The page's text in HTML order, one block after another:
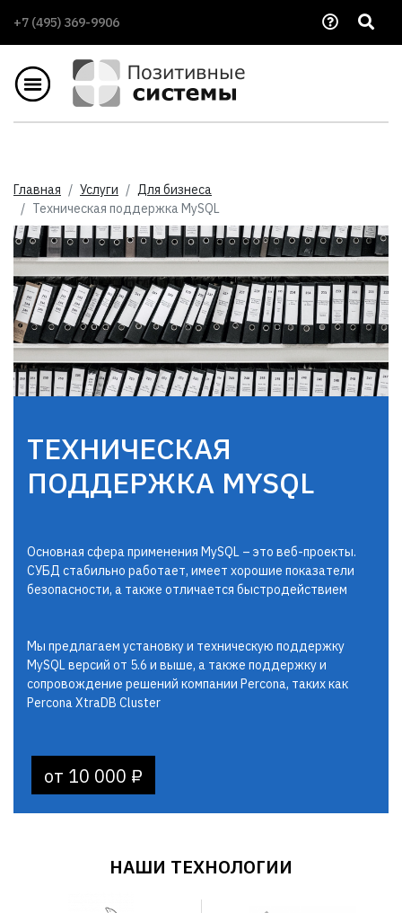
+7 (495) 369-9906
Главная Услуги
Для бизнеса
Техническая поддержка MySQL
ТЕХНИЧЕСКАЯ
ПОДДЕРЖКА MYSQL
Основная сфера применения MySQL – это веб-проекты.
СУБД стабильно работает, имеет хорошие показатели
безопасности, а также отличается быстродействием
Мы предлагаем установку и техническую поддержку
MySQL версий от 5.6 и выше, а также поддержку и
сопровождение решений компании Percona, таких как
Percona XtraDB Cluster
от 10 000 ₽
НАШИ ТЕХНОЛОГИИ